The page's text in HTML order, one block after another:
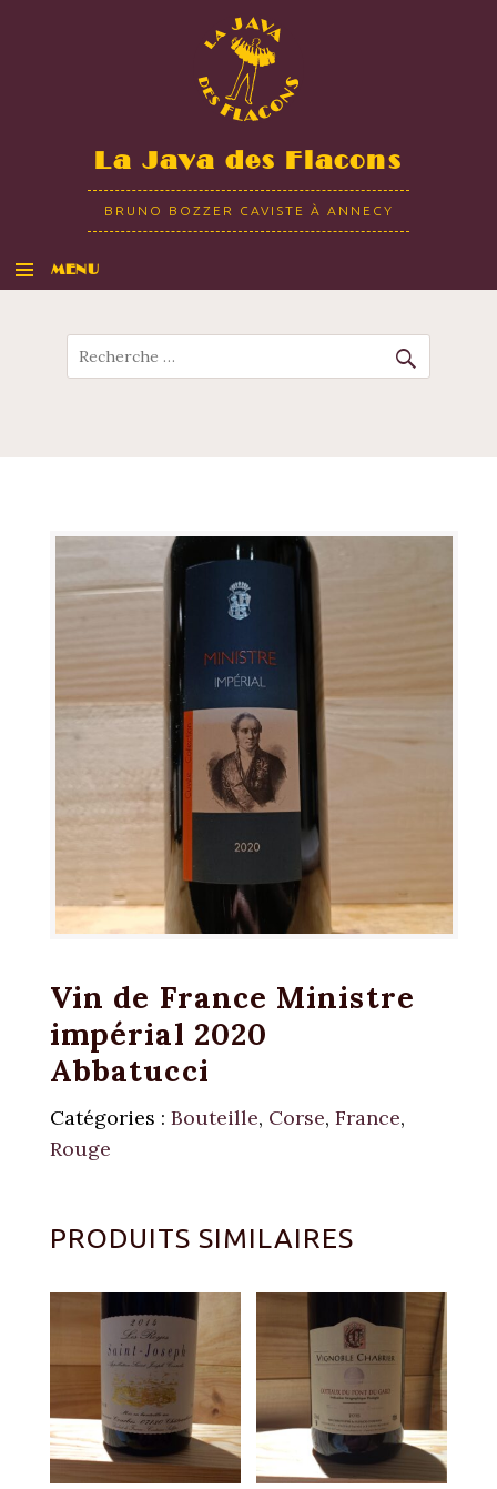
La Java des Flacons
BRUNO BOZZER CAVISTE À ANNECY
MENU
Recherche
Vin de France Ministre
impérial 2020
Abbatucci
Catégories : Bouteille, Corse, France,
Rouge
PRODUITS SIMILAIRES